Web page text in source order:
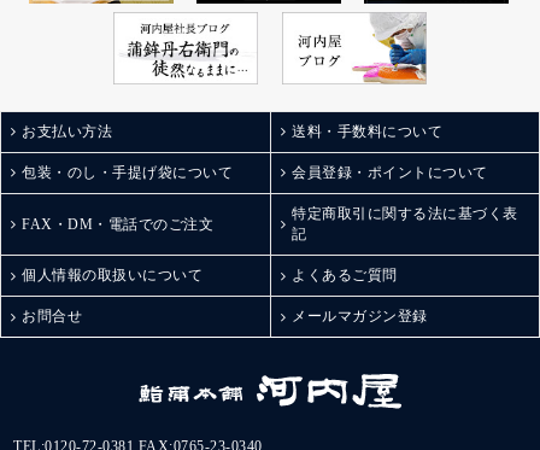
お支払い方法 送料・手数料について
包装・のし・手提げ袋について 会員登録・ポイントについて
FAX・DM・電話でのご注文
特定商取引に関する法に基づく表
記
個人情報の取扱いについて よくあるご質問
お問合せ メールマガジン登録
TEL:0120-72-0381 FAX:0765-23-0340